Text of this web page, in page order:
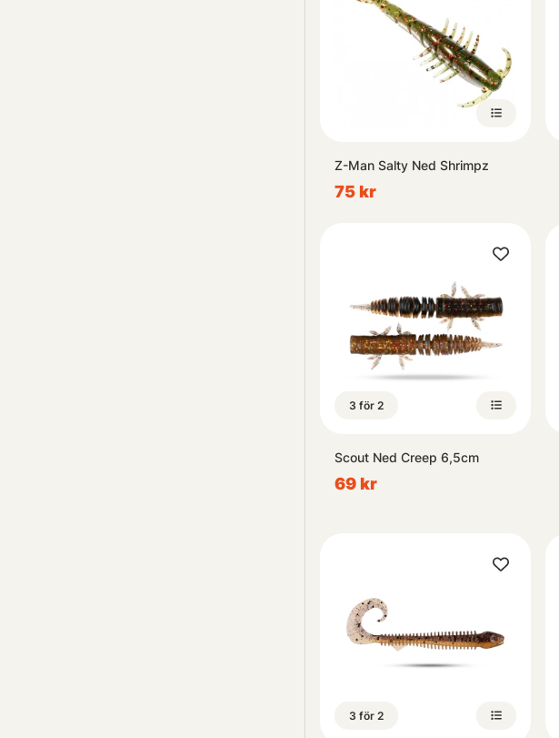
Z-Man Salty Ned Shrimpz
75 kr
3 för 2
Scout Ned Creep 6,5cm
69 kr
3 för 2